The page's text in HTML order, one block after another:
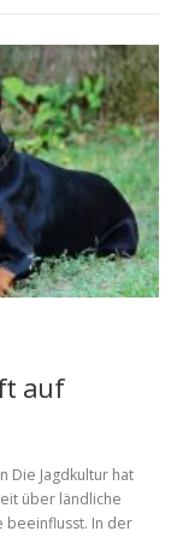
auf
Die Jagdkultur hat
über ländliche
beeinflusst. In der